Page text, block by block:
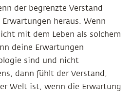
der begrenzte Verstand
heraus. Wenn
mit dem Leben als solchem
deine Erwartungen
sind und nicht
dann fühlt der Verstand,
Welt ist, wenn die Erwartung